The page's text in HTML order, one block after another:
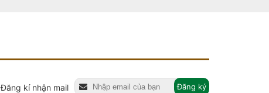
Đăng kí nhận mail Đăng ký